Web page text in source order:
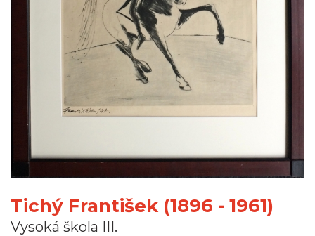
Tichý František (1896 - 1961)
Vysoká škola III.